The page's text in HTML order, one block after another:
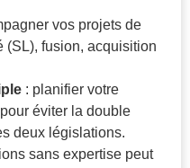
vos projets de
(SL), fusion, acquisition
: planifier votre
éviter la double
deux législations.
sans expertise peut